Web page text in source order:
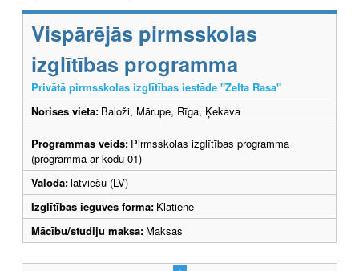
Vispārējās pirmsskolas
izglītības programma
Privātā pirmsskolas izglītības iestāde "Zelta Rasa"
Norises vieta: Baloži, Mārupe, Rīga, Ķekava
Programmas veids: Pirmsskolas izglītības programma
(programma ar kodu 01)
Valoda:latviešu (LV)
Izglītības ieguves forma: Klātiene
Mācību/studiju maksa: Maksas